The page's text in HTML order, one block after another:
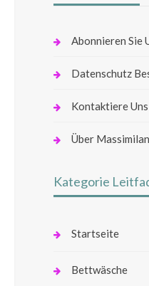
Abonnieren Sie
Datenschutz
Kontaktiere Uns
Über
Kategorie
Startseite
Bettwäsche